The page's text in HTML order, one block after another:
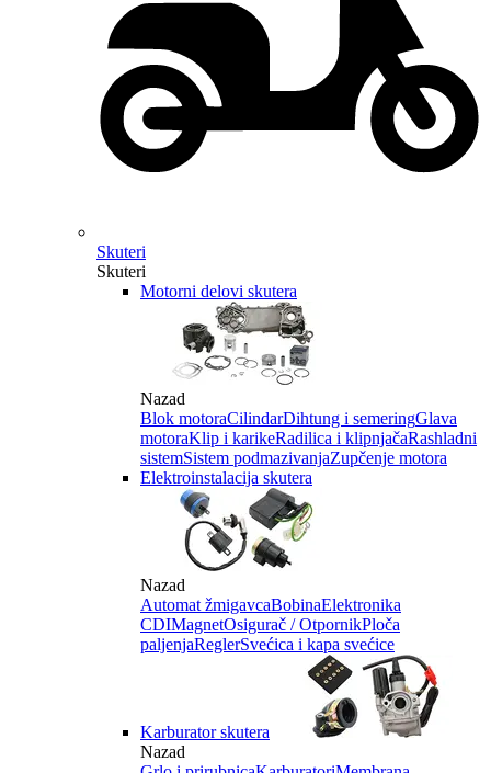
Skuteri
Skuteri
Motorni delovi skutera
Nazad
Blok motoraCilindarDihtung i semeringGlava
motoraKlip i karikeRadilica i klipnjačaRashladni
sistemSistem podmazivanjaZupčenje motora
Elektroinstalacija skutera
Nazad
Automat žmigavcaBobinaElektronika
CDIMagnetOsigurač / OtpornikPloča
paljenjaReglerSvećica i kapa svećice
Karburator skutera
Nazad